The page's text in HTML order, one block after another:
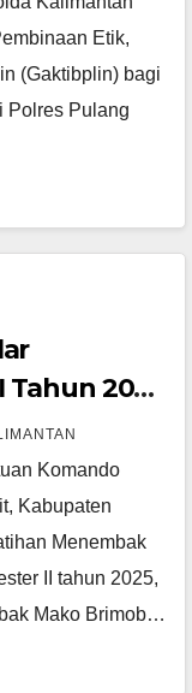
Etik,
(Gaktibplin) bagi
Polres Pulang
2025
Komando
Kabupaten
Menembak
II tahun 2025,
Mako Brimob…